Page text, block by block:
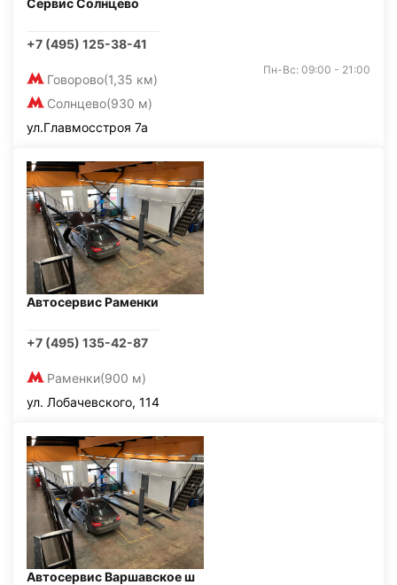
Сервис Солнцево
+7 (495) 125-38-41
Говорово(1,35 км)
Солнцево(930 м)
Пн-Вс: 09:00 - 21:00
ул.Главмосстроя 7а
Автосервис Раменки
+7 (495) 135-42-87
Раменки(900 м)
ул. Лобачевского, 114
Автосервис Варшавское ш